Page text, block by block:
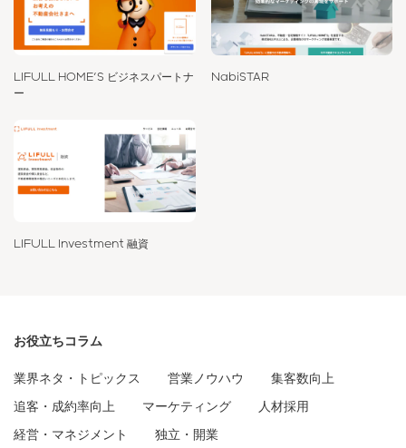
LIFULL HOME'S ビジネスパートナ
ー
NabiSTAR
LIFULL Investment 融資
お役立ちコラム
業界ネタ・トピックス 営業ノウハウ
集客数向上
追客・成約率向上
マーケティング
人材採用
経営・マネジメント
独立・開業